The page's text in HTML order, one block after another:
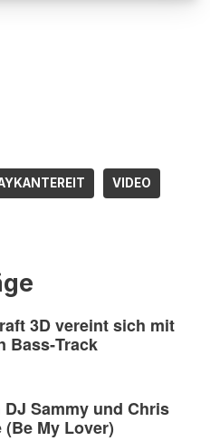
VIDEO
3D vereint sich mit
Bass‑Track
Sammy und Chris
(Be My Lover)